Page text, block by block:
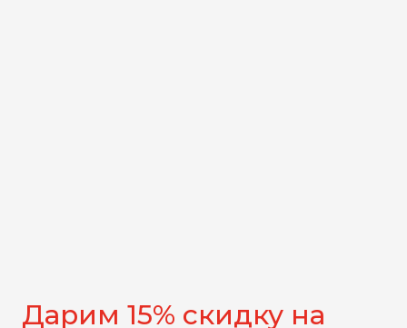
Дарим 15% скидку на